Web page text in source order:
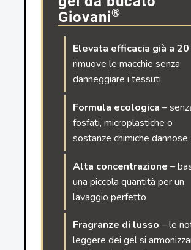
Giovani®
Elevata efficacia già a 20
rimuove le macchie senza
danneggiare i tessuti
Formula ecologica –
fosfati, microplastiche o
sostanze chimiche dannose
Alta concentrazione –
una piccola quantità per un
lavaggio perfetto
Fragranze di lusso – le
leggere dei gel si